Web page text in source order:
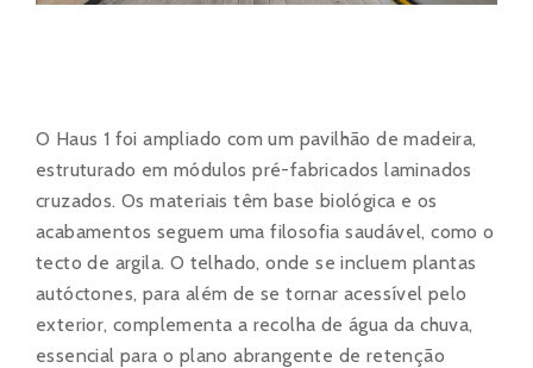
O Haus 1 foi ampliado com um pavilhão de madeira,
estruturado em módulos pré-fabricados laminados
cruzados. Os materiais têm base biológica e os
acabamentos seguem uma filosofia saudável, como o
tecto de argila. O telhado, onde se incluem plantas
autóctones, para além de se tornar acessível pelo
exterior, complementa a recolha de água da chuva,
essencial para o plano abrangente de retenção